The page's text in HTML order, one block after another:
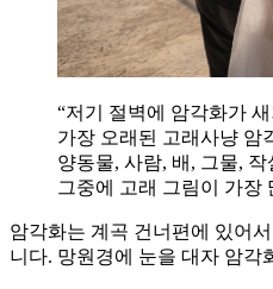
“저기 절벽에 암각화가
가장 오래된 고래사냥 암
양동물, 사람, 배, 그물,
그중에 고래 그림이 가장
암각화는 계곡 건너편에 있어
니다. 망원경에 눈을 대자 암각